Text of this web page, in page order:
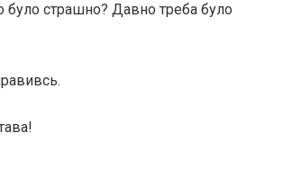
було страшно? Давно треба було